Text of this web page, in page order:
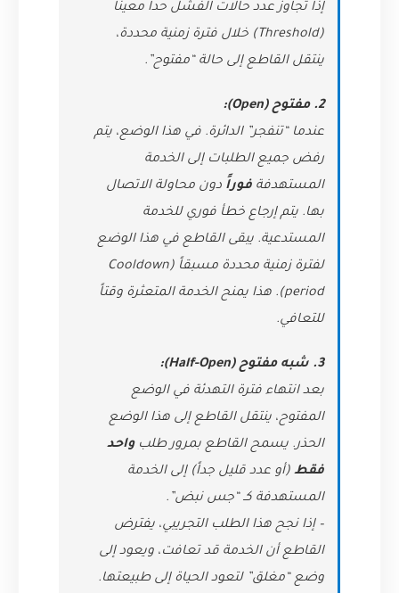
إذا تجاوز عدد حالات الفشل حداً معيناً
(Threshold) خلال فترة زمنية محددة،
ينتقل القاطع إلى حالة “مفتوح”.
2. مفتوح (Open):
عندما “تنفجر” الدائرة. في هذا الوضع، يتم
رفض جميع الطلبات إلى الخدمة
المستهدفة فوراً دون محاولة الاتصال
بها. يتم إرجاع خطأ فوري للخدمة
المستدعية. يبقى القاطع في هذا الوضع
لفترة زمنية محددة مسبقاً (Cooldown
period). هذا يمنح الخدمة المتعثرة وقتاً
للتعافي.
3. شبه مفتوح (Half-Open):
بعد انتهاء فترة التهدئة في الوضع
المفتوح، ينتقل القاطع إلى هذا الوضع
الحذر. يسمح القاطع بمرور طلبواحد
فقط (أو عدد قليل جداً) إلى الخدمة
المستهدفة كـ “جس نبض”.
– إذا نجح هذا الطلب التجريبي، يفترض
القاطع أن الخدمة قد تعافت، ويعود إلى
وضع “مغلق” لتعود الحياة إلى طبيعتها.